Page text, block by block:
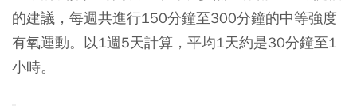
的建議，每週共進行150分鐘至300分鐘的中等強度
有氧運動。以1週5天計算，平均1天約是30分鐘至1
小時。